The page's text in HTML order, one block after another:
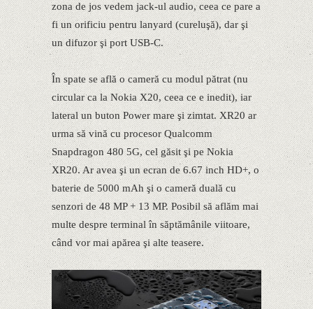
zona de jos vedem jack-ul audio, ceea ce pare a
fi un orificiu pentru lanyard (cureluşă), dar şi
un difuzor şi port USB-C.
În spate se află o cameră cu modul pătrat (nu
circular ca la Nokia X20, ceea ce e inedit), iar
lateral un buton Power mare şi zimtat. XR20 ar
urma să vină cu procesor Qualcomm
Snapdragon 480 5G, cel găsit şi pe Nokia
XR20. Ar avea şi un ecran de 6.67 inch HD+, o
baterie de 5000 mAh şi o cameră duală cu
senzori de 48 MP + 13 MP. Posibil să aflăm mai
multe despre terminal în săptămânile viitoare,
când vor mai apărea şi alte teasere.